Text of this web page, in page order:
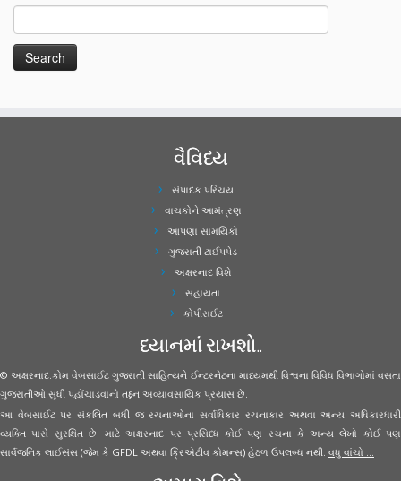
વૈવિધ્ય
સંપાદક પરિચય
વાચકોને આમંત્રણ
આપણા સામયિકો
ગુજરાતી ટાઈપપેડ
અક્ષરનાદ વિશે
સહાયતા
કોપીરાઈટ
ધ્યાનમાં રાખશો..
© અક્ષરનાદ.કોમ વેબસાઈટ ગુજરાતી સાહિત્યને ઈન્ટરનેટના માધ્યમથી વિશ્વના વિવિધ વિભાગોમાં વસતા
ગુજરાતીઓ સુધી પહોંચાડવાનો તદ્દન અવ્યાવસાયિક પ્રયાસ છે.
આ વેબસાઈટ પર સંકલિત બધી જ રચનાઓના સર્વાધિકાર રચનાકાર અથવા અન્ય અધિકારધારી
વ્યક્તિ પાસે સુરક્ષિત છે. માટે અક્ષરનાદ પર પ્રસિધ્ધ કોઈ પણ રચના કે અન્ય લેખો કોઈ પણ
સાર્વજનિક લાઈસંસ (જેમ કે GFDL અથવા ક્રિએટીવ કોમન્સ) હેઠળ ઉપલબ્ધ નથી. વધુ વાંચો ...